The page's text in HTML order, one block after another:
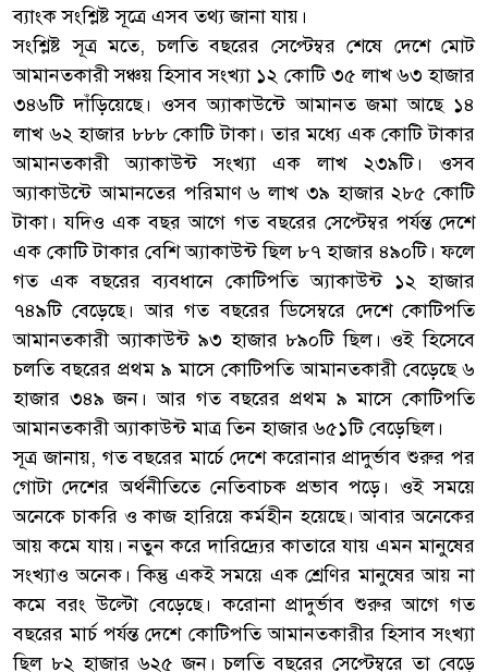
ব্যাংক সংশ্লিষ্ট সূত্রে এসব তথ্য জানা যায়।
সংশ্লিষ্ট সূত্র মতে, চলতি বছরের সেপ্টেম্বর শেষে দেশে মোট
আমানতকারী সঞ্চয় হিসাব সংখ্যা ১২ কোটি ৩৫ লাখ ৬৩ হাজার
৩৪৬টি দাঁড়িয়েছে। ওসব অ্যাকাউন্টে আমানত জমা আছে ১৪
লাখ ৬২ হাজার ৮৮৮ কোটি টাকা। তার মধ্যে এক কোটি টাকার
আমানতকারী অ্যাকাউন্ট সংখ্যা এক লাখ ২৩৯টি। ওসব
অ্যাকাউন্টে আমানতের পরিমাণ ৬ লাখ ৩৯ হাজার ২৮৫ কোটি
টাকা। যদিও এক বছর আগে গত বছরের সেপ্টেম্বর পর্যন্ত দেশে
এক কোটি টাকার বেশি অ্যাকাউন্ট ছিল ৮৭ হাজার ৪৯০টি। ফলে
গত এক বছরের ব্যবধানে কোটিপতি অ্যাকাউন্ট ১২ হাজার
৭৪৯টি বেড়েছে। আর গত বছরের ডিসেম্বরে দেশে কোটিপতি
আমানতকারী অ্যাকাউন্ট ৯৩ হাজার ৮৯০টি ছিল। ওই হিসেবে
চলতি বছরের প্রথম ৯ মাসে কোটিপতি আমানতকারী বেড়েছে ৬
হাজার ৩৪৯ জন। আর গত বছরের প্রথম ৯ মাসে কোটিপতি
আমানতকারী অ্যাকাউন্ট মাত্র তিন হাজার ৬৫১টি বেড়েছিল।
সূত্র জানায়, গত বছরের মার্চে দেশে করোনার প্রাদুর্ভাব শুরুর পর
গোটা দেশের অর্থনীতিতে নেতিবাচক প্রভাব পড়ে। ওই সময়ে
অনেকে চাকরি ও কাজ হারিয়ে কর্মহীন হয়েছে। আবার অনেকের
আয় কমে যায়। নতুন করে দারিদ্র্যের কাতারে যায় এমন মানুষের
সংখ্যাও অনেক। কিন্তু একই সময়ে এক শ্রেণির মানুষের আয় না
কমে বরং উল্টো বেড়েছে। করোনা প্রাদুর্ভাব শুরুর আগে গত
বছরের মার্চ পর্যন্ত দেশে কোটিপতি আমানতকারীর হিসাব সংখ্যা
ছিল ৮২ হাজার ৬২৫ জন। চলতি বছরের সেপ্টেম্বরে তা বেড়ে